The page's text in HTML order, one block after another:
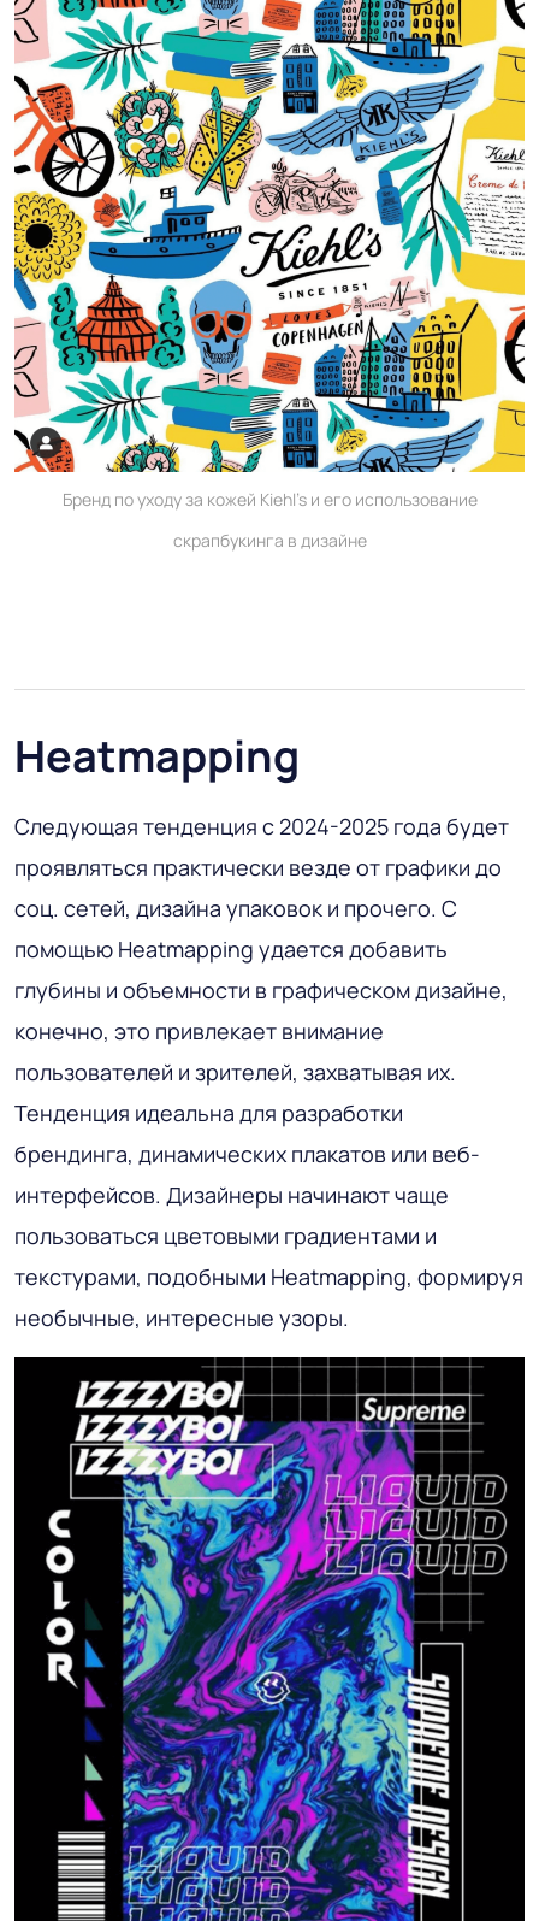
Бренд по уходу за кожей Kiehl's и его использование
скрапбукинга в дизайне
Heatmapping
Следующая тенденция с 2024-2025 года будет
проявляться практически везде от графики до
соц. сетей, дизайна упаковок и прочего. С
помощью Heatmapping удается добавить
глубины и объемности в графическом дизайне,
конечно, это привлекает внимание
пользователей и зрителей, захватывая их.
Тенденция идеальна для разработки
брендинга, динамических плакатов или веб-
интерфейсов. Дизайнеры начинают чаще
пользоваться цветовыми градиентами и
текстурами, подобными Heatmapping, формируя
необычные, интересные узоры.